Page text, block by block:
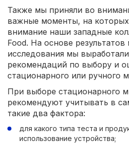
Также мы приняли во
важные моменты, на
внимание наши западные
Food. На основе
исследования мы
рекомендаций по выбору и
стационарного или ручного
При выборе стационарного
рекомендуют учитывать в
такие два фактора:
для какого типа теста и
использование устройства;